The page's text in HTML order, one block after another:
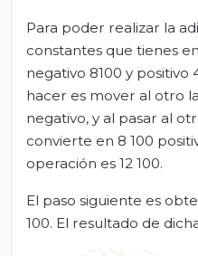
Para poder realizar la
constantes que tienes
negativo 8100 y positivo
hacer es mover al otro
negativo, y al pasar al
convierte en 8 100
operación es 12 100.
El paso siguiente es
100. El resultado de